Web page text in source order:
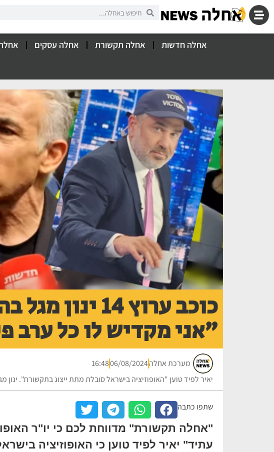
אחלה חדשות אחלה תקשורת אחלה עסקים
כוכב ערוץ 14
"אני מקדיש לו כל ערב
מערכת אחלה06/08/2024
16:48
יאיר לפיד טוען "האופוזיציה בישראל סובלת מתת ייצוג בתקשורת".
שתפו כתבה
"אחלה תקשורת" מדווחת לכם כי יו"ר
עתיד" יאיר לפיד טוען כי האופוזיציה